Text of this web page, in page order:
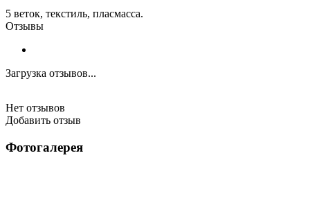
5 веток, текстиль, пласмасса.
Отзывы
Загрузка отзывов...
Нет отзывов
Добавить отзыв
Фотогалерея